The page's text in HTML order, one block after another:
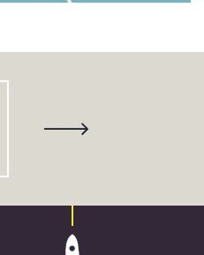
Информационно-поисковая